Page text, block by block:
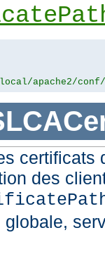
apache2/
certificats
des
globale,